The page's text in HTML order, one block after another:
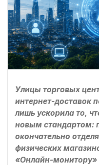
Улицы торговых
интернет-доставок
лишь ускорила то,
новым стандартом:
окончательно
физических
«Онлайн-